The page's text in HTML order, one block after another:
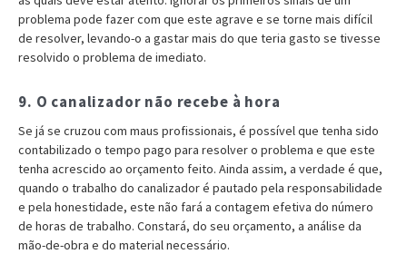
problema pode fazer com que este agrave e se torne mais difícil
de resolver, levando-o a gastar mais do que teria gasto se tivesse
resolvido o problema de imediato.
9. O canalizador não recebe à hora
Se já se cruzou com maus profissionais, é possível que tenha sido
contabilizado o tempo pago para resolver o problema e que este
tenha acrescido ao orçamento feito. Ainda assim, a verdade é que,
quando o trabalho do canalizador é pautado pela responsabilidade
e pela honestidade, este não fará a contagem efetiva do número
de horas de trabalho. Constará, do seu orçamento, a análise da
mão-de-obra e do material necessário.